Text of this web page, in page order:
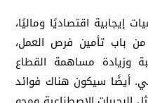
إيجابية اقتصاديًا وماليًا،
باب تأمين فرص العمل،
وزيادة مساهمة القطاع
أيضًا سيكون هناك فوائد